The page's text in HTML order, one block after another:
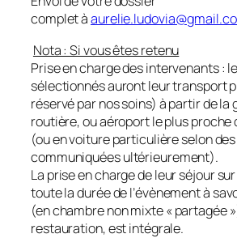
complet à
Nota : Si vous êtes retenu
Prise en charge des intervenants :
sélectionnés auront leur transport
réservé par nos soins) à partir de la
routière, ou aéroport le plus proche
(ou en voiture particulière selon
communiquées ultérieurement).
La prise en charge de leur séjour
toute la durée de l’évènement à
(en chambre non mixte « partagée
restauration, est intégrale.